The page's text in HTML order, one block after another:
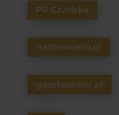
PR Czwórka
naszemiasto.pl
gazetasenior.pl